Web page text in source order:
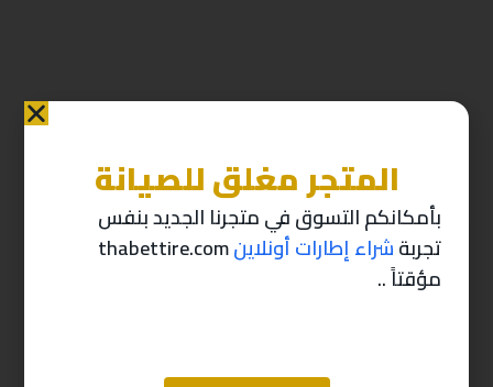
منتجات ذات صله
-10%
المتجر مغلق للصيانة
بأمكانكم التسوق في متجرنا الجديد بنفس
تجربةشراء إطارات أونلاينthabettire.com
مؤقتاً ..